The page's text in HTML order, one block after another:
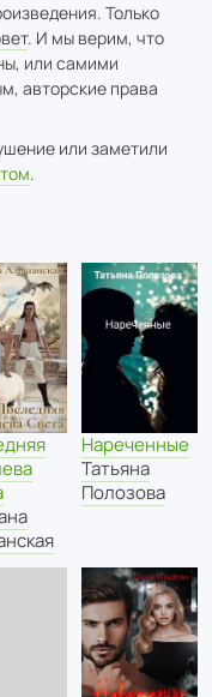
Только
. И мы верим, что
или самими
авторские права
или заметили
.
Нареченные
Татьяна
Полозова